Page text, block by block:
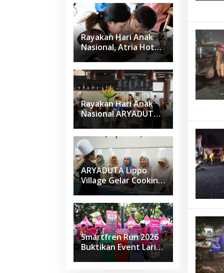
Anak-anak Asuhan
SOS Children’s
Villages di Indonesia
Rayakan Hari Anak
Nasional, Atria Hotel
Gading Serpong
Gelar Family Coloring
Competition
Rayakan Hari Anak
Nasional ARYADUTA
Lippo Village Ajak
Keluarga
ARYADUTA Lippo
Village Gelar Cooking
Class Sapta Rasa
Smartfren Run 2026
Buktikan Event Lari
Besar Berjalan Tanpa